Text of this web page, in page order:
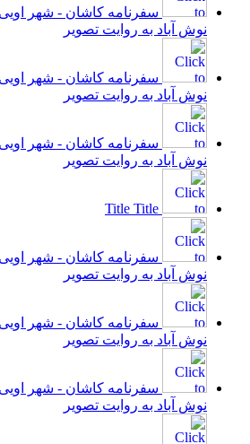
سفرنامه کاشان - شهر اویی
نوش آباد به روایت تصویر
سفرنامه کاشان - شهر اویی
نوش آباد به روایت تصویر
سفرنامه کاشان - شهر اویی
نوش آباد به روایت تصویر
Title Title
سفرنامه کاشان - شهر اویی
نوش آباد به روایت تصویر
سفرنامه کاشان - شهر اویی
نوش آباد به روایت تصویر
سفرنامه کاشان - شهر اویی
نوش آباد به روایت تصویر